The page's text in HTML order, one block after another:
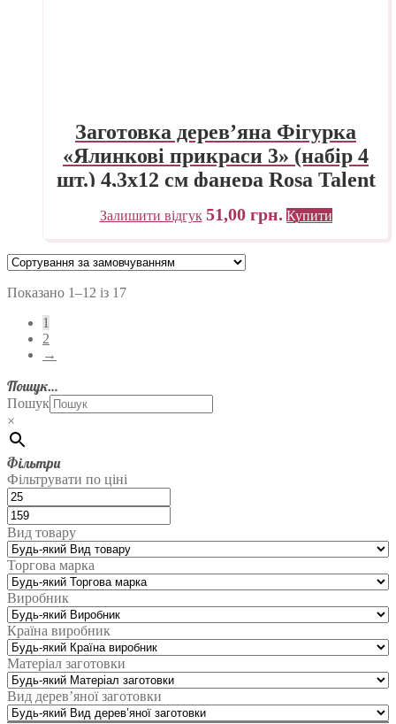
Заготовка дерев’яна Фігурка
«Ялинкові прикраси 3» (набір 4
шт.) 4,3х12 см фанера Rosa Talent
Залишити відгук 51,00 грн. Купити
Показано 1–12 із 17
1
2
→
Пошук…
Пошук
×
Фільтри
Фільтрувати по ціні
Вид товару
Торгова марка
Виробник
Країна виробник
Матеріал заготовки
Вид дерев’яної заготовки